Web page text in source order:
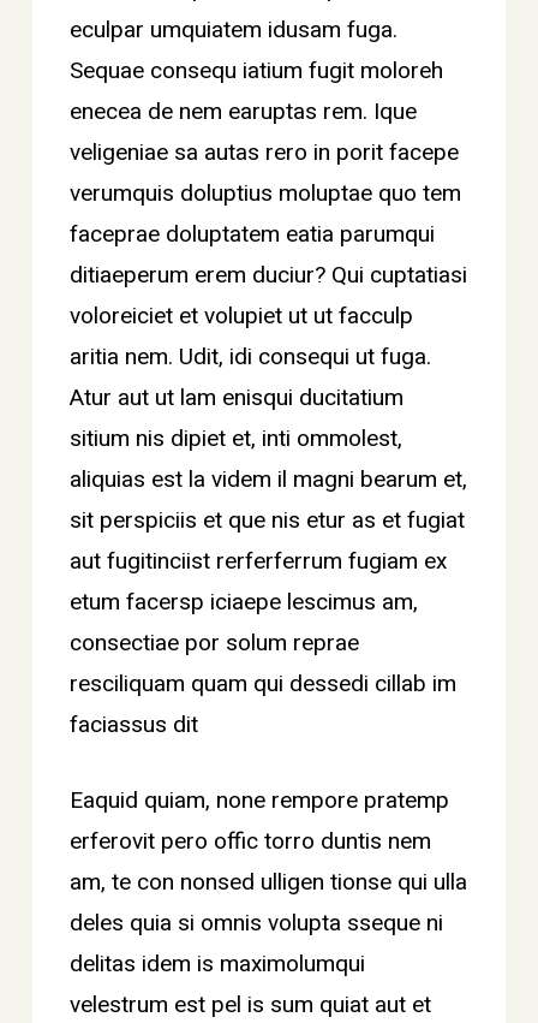
eculpar umquiatem idusam fuga.
Sequae consequ iatium fugit moloreh
enecea de nem earuptas rem. Ique
veligeniae sa autas rero in porit facepe
verumquis doluptius moluptae quo tem
faceprae doluptatem eatia parumqui
ditiaeperum erem duciur? Qui cuptatiasi
voloreiciet et volupiet ut ut facculp
aritia nem. Udit, idi consequi ut fuga.
Atur aut ut lam enisqui ducitatium
sitium nis dipiet et, inti ommolest,
aliquias est la videm il magni bearum et,
sit perspiciis et que nis etur as et fugiat
aut fugitinciist rerferferrum fugiam ex
etum facersp iciaepe lescimus am,
consectiae por solum reprae
resciliquam quam qui dessedi cillab im
faciassus dit
Eaquid quiam, none rempore pratemp
erferovit pero offic torro duntis nem
am, te con nonsed ulligen tionse qui ulla
deles quia si omnis volupta sseque ni
delitas idem is maximolumqui
velestrum est pel is sum quiat aut et